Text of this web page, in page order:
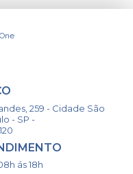
259 - Cidade São
- SP -
ás 18h